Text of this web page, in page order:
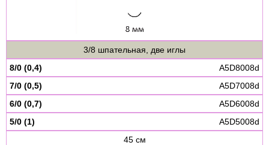
3/8 шпательная, две иглы
8/0 (0,4)
A5D8008d
7/0 (0,5)
A5D7008d
6/0 (0,7)
A5D6008d
5/0 (1)
A5D5008d
45 см